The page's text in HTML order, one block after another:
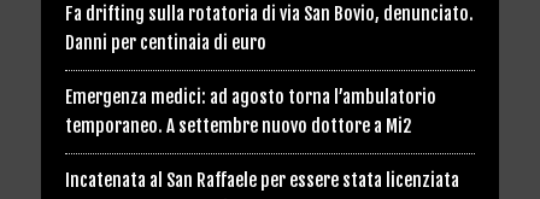
Fa drifting sulla rotatoria di via San Bovio, denunciato.
Danni per centinaia di euro
Emergenza medici: ad agosto torna l’ambulatorio
temporaneo. A settembre nuovo dottore a Mi2
Incatenata al San Raffaele per essere stata licenziata